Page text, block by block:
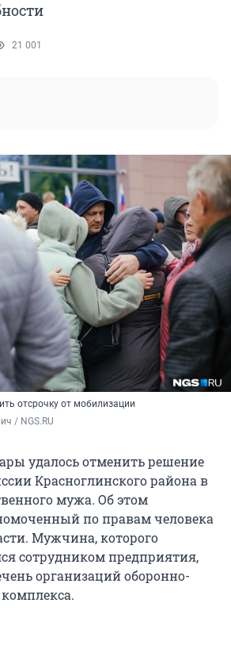
21 001
отсрочку от мобилизации
/ NGS.RU
удалось отменить решение
Красноглинского района в
мужа. Об этом
по правам человека
Мужчина, которого
сотрудником предприятия,
организаций оборонно-